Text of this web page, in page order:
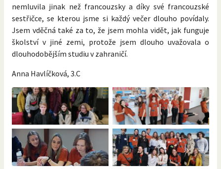
nemluvila jinak než francouzsky a díky své francouzské
sestřičce, se kterou jsme si každý večer dlouho povídaly.
Jsem vděčná také za to, že jsem mohla vidět, jak funguje
školství v jiné zemi, protože jsem dlouho uvažovala o
dlouhodobějším studiu v zahraničí.
Anna Havlíčková, 3.C